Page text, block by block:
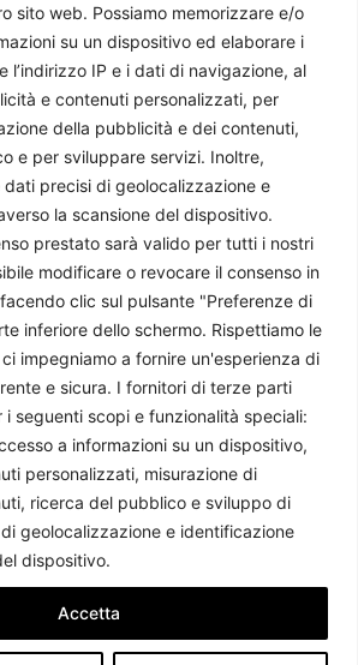
sito web. Possiamo memorizzare e/o
su un dispositivo ed elaborare i
l’indirizzo IP e i dati di navigazione, al
e contenuti personalizzati, per
della pubblicità e dei contenuti,
e per sviluppare servizi. Inoltre,
dati precisi di geolocalizzazione e
la scansione del dispositivo.
prestato sarà valido per tutti i nostri
modificare o revocare il consenso in
clic sul pulsante "Preferenze di
inferiore dello schermo. Rispettiamo le
impegniamo a fornire un'esperienza di
e sicura. I fornitori di terze parti
seguenti scopi e funzionalità speciali:
a informazioni su un dispositivo,
personalizzati, misurazione di
ricerca del pubblico e sviluppo di
geolocalizzazione e identificazione
dispositivo.
Accetta
la vittoria di De La Espriella e il
tra Iran e USA